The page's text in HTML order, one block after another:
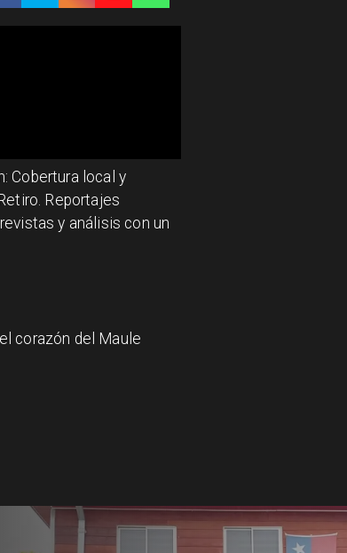
Cobertura local y
Reportajes
y análisis con un
corazón del Maule